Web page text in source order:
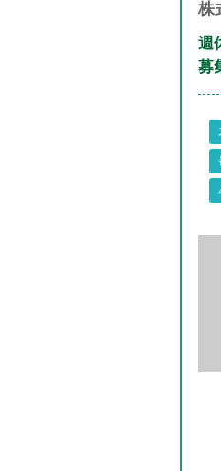
株
週
募